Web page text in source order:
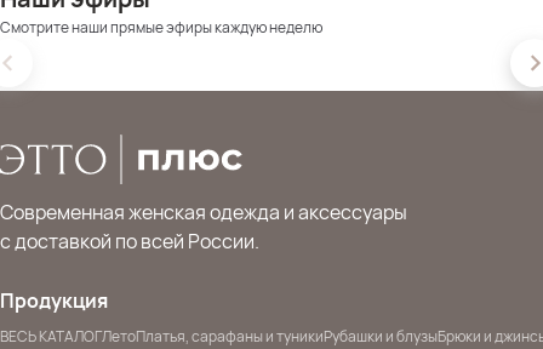
Смотрите наши прямые эфиры каждую неделю
Современная женская одежда и аксессуары
с доставкой по всей России.
Продукция
ВЕСЬ КАТАЛОГЛетоПлатья, сарафаны и туникиРубашки и блузыБрюки и